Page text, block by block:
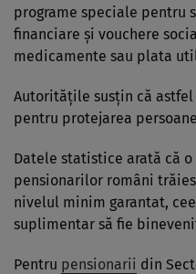
programe speciale pentru
financiare și vouchere
medicamente sau plata
Autoritățile susțin că astfel
pentru protejarea
Datele statistice arată că
pensionarilor români
nivelul minim garantat,
suplimentar să fie
Pentru pensionarii din